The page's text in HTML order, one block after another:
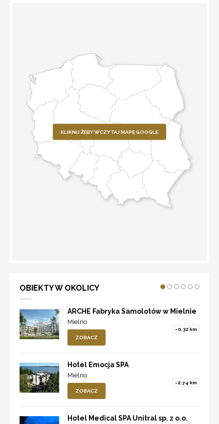
KLIKNIJ ŻEBY WCZYTAJ MAPĘ GOOGLE
OBIEKTY W OKOLICY
ARCHE Fabryka Samolotów w Mielnie
Mielno
~0.32 km
ZOBACZ
Hotel Emocja SPA
Mielno
~2.74 km
ZOBACZ
Hotel Medical SPA Unitral sp. z o.o.